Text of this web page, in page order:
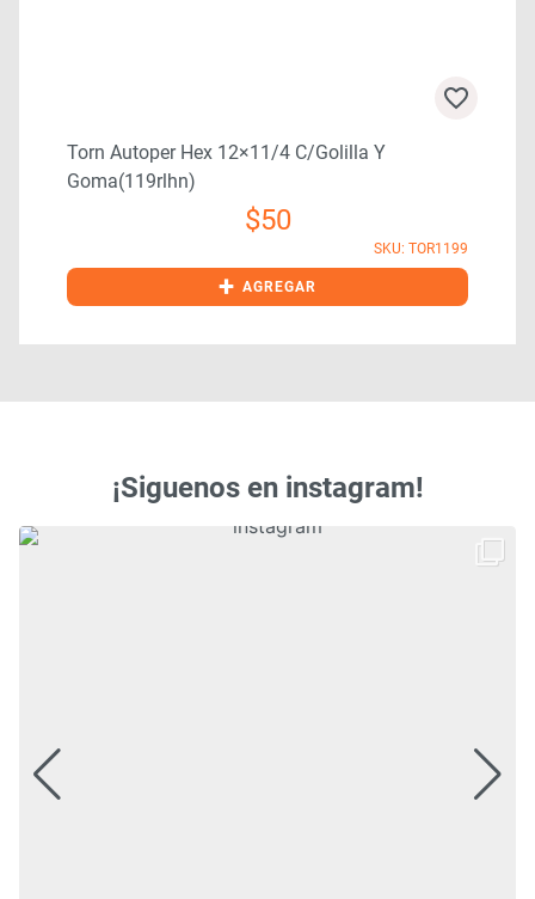
Torn Autoper Hex 12×11/4 C/golilla Y
Goma(119rlhn)
$50
SKU: TOR1199
+ AGREGAR
¡Siguenos en instagram!